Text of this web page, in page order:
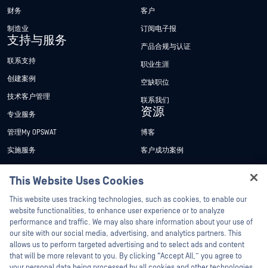
财务
制造业
支持与服务
联系支持
创建案例
技术客户管理
专业服务
管理My OPSWAT
实施服务
技术文档
培训
漏洞计划
合作伙伴
认证
客户
订阅电子报
产品合规与认证
职业生涯
空缺职位
联系我们
资源
博客
客户成功案例
新闻报道
活动
网络研讨会
产品型录
白皮书
This Website Uses Cookies
This website uses tracking technologies, such as cookies, to enable our
website functionalities, to enhance user experience or to analyze
performance and traffic. We may also share information about your use of
our site with our social media, advertising, and analytics partners. This
allows us to perform targeted advertising and to select ads and content
that will be more relevant to you. By clicking “Accept All,” you agree to
Hey there!
I'm Ozzy, your OPSWAT virtual assistant.
How can I help you secure what's critical
today?